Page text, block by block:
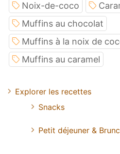
Noix-de-coco
Muffins au chocolat
Muffins à la noix de
Muffins au caramel
Explorer les recettes
Snacks
Petit déjeuner &